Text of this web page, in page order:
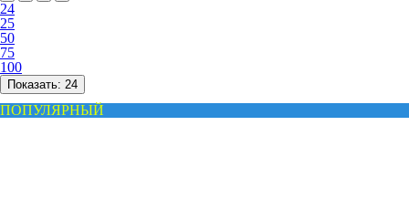
24
25
50
75
100
Показать: 24
ПОПУЛЯРНЫЙ